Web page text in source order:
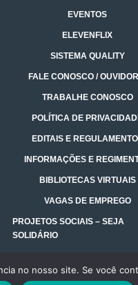
EVENTOS
ELEVENFLIX
SISTEMA QUALITY
FALE CONOSCO /
TRABALHE CONOSCO
POLÍTICA DE
EDITAIS E
INFORMAÇÕES E
BIBLIOTECAS VIRTUAIS
VAGAS DE EMPREGO
PROJETOS SOCIAIS – SEJA
SOLIDÁRIO
no nosso site. Se você